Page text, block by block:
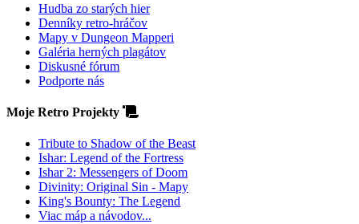
Hudba zo starých hier
Denníky retro-hráčov
Mapy v Dungeon Mapperi
Galéria herných plagátov
Diskusné fórum
Podporte nás
Moje Retro Projekty
Tribute to Shadow of the Beast
Ishar: Legend of the Fortress
Ishar 2: Messengers of Doom
Divinity: Original Sin - Mapy
King's Bounty: The Legend
Viac máp a návodov...